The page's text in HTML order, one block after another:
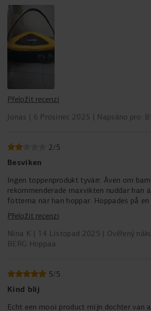
had misschien net iets beter geweest
extra rekker voor de springdoek had ook
weet niet hoe duurzaam de rek is, mijn
maand heeft hem nog maar net in
hij al redelijk diep gaat (12kg) en bij veel
dat de rek wel gaat verduren. Maar heel
Přeložit recenzi
Jonas
6 Prosinec 2025 Napsáno pro:
2/5
Besviken
Ingen toppenprodukt tyvärr. Även om
rekommenderade maxvikten nuddar han
fötterna när han hoppar. Hoppades på
Färgerna är fina.
Přeložit recenzi
Nina K
14 Listopad 2025 Ověřený
BERG Hoppaa
5/5
Kind blij
Echt een mooi product mijn dochter van